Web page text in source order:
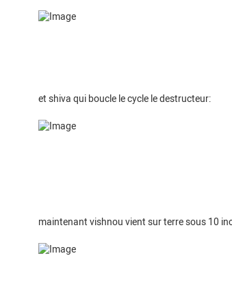
et shiva qui boucle le cycle le destructeur:
maintenant vishnou vient sur terre sous 10